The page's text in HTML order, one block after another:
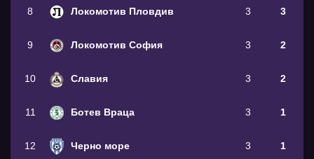
8 Локомотив Пловдив 3 3
9 Локомотив София 3 2
10 Славия 3 2
11 Ботев Враца 3 1
12 Черно море 3 1